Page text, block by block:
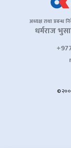
अध्यक्ष तथा प्रबन्ध
धर्मराज
©